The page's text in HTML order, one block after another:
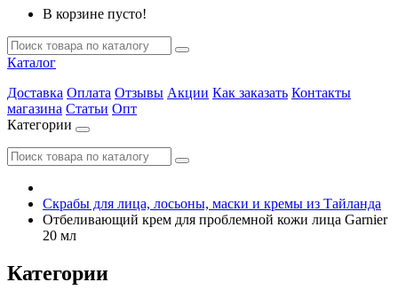
В корзине пусто!
Каталог
Доставка Оплата Отзывы Акции Как заказать Контакты
магазина Статьи Опт
Категории
Скрабы для лица, лосьоны, маски и кремы из Тайланда
Отбеливающий крем для проблемной кожи лица Garnier
20 мл
Категории